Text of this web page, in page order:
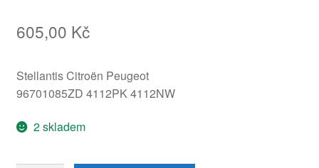
605,00 Kč
Stellantis Citroën Peugeot
96701085ZD 4112PK 4112NW
2 skladem